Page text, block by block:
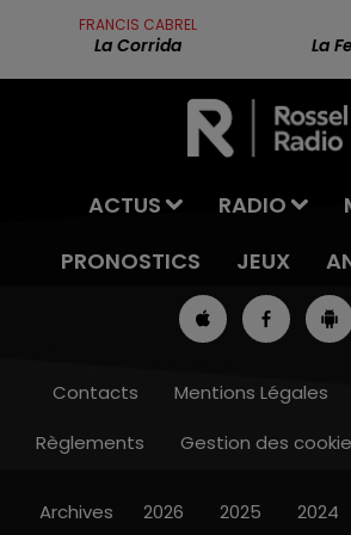
13h00 - 16h00
FRANCIS CABREL
La Corrida La
ACTUS RADIO
PRONOSTICS
JEUX
Contacts Mentions Légales
Règlements
Gestion des
Archives 2026 2025 2024